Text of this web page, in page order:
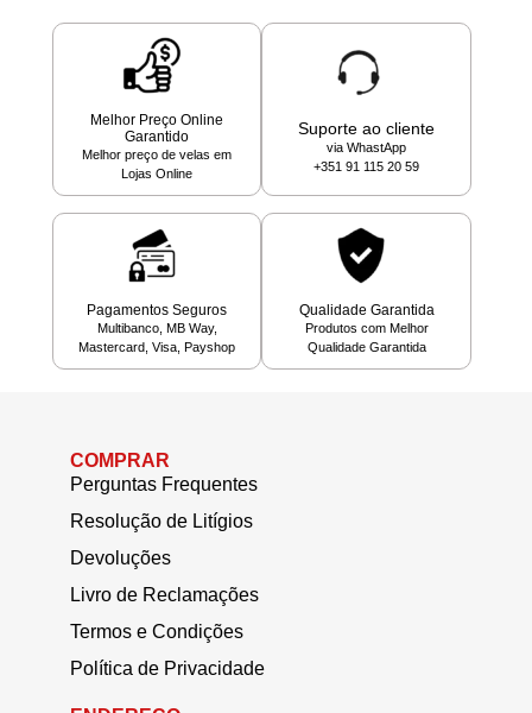
Melhor Preço Online
Garantido
Melhor preço de velas em
Lojas Online
Suporte ao cliente
via WhastApp
+351 91 115 20 59
Pagamentos Seguros
Multibanco, MB Way,
Mastercard, Visa, Payshop
Qualidade Garantida
Produtos com Melhor
Qualidade Garantida
COMPRAR
Perguntas Frequentes
Resolução de Litígios
Devoluções
Livro de Reclamações
Termos e Condições
Política de Privacidade